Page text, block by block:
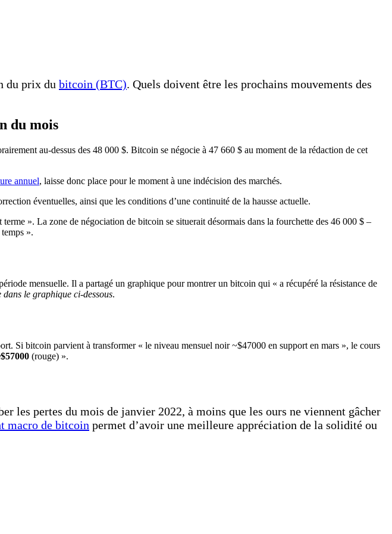
du prix du bitcoin (BTC). Quels doivent être les prochains mouvements des
du mois
au-dessus des 48 000 $. Bitcoin se négocie à 47 660 $ au moment de la rédaction de cet
annuel, laisse donc place pour le moment à une indécision des marchés.
éventuelles, ainsi que les conditions d’une continuité de la hausse actuelle.
». La zone de négociation de bitcoin se situerait désormais dans la fourchette des 46 000 $ –
».
mensuelle. Il a partagé un graphique pour montrer un bitcoin qui « a récupéré la résistance de
dans le graphique ci-dessous.
Si bitcoin parvient à transformer « le niveau mensuel noir ~$47000 en support en mars », le cours
(rouge) ».
les pertes du mois de janvier 2022, à moins que les ours ne viennent gâcher
macro de bitcoin permet d’avoir une meilleure appréciation de la solidité ou